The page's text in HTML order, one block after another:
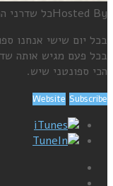
Hosted Byכל שדרני
בכל יום שישי אנחנו
בכל פעם מגיש אותה
הכי ספונטני שיש.
Website Subscribe
iTunes
TuneIn